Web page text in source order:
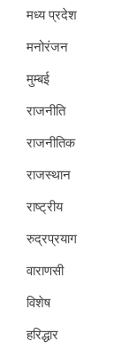
मध्य प्रदेश
मनोरंजन
मुम्बई
राजनीति
राजनीतिक
राजस्थान
राष्ट्रीय
रुद्रप्रयाग
वाराणसी
विशेष
हरिद्धार